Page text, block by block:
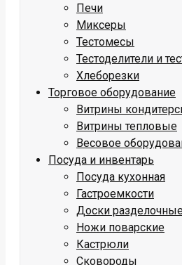
Печи
Миксеры
Тестомесы
Тестоделители и
Хлеборезки
Торговое оборудование
Витрины
Витрины тепловые
Весовое
Посуда и инвентарь
Посуда кухонная
Гастроемкости
Доски
Ножи поварские
Кастрюли
Сковороды